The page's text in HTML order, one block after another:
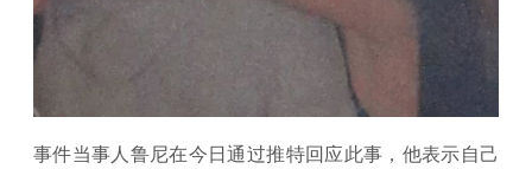
事件当事人鲁尼在今日通过推特回应此事，他表示自己